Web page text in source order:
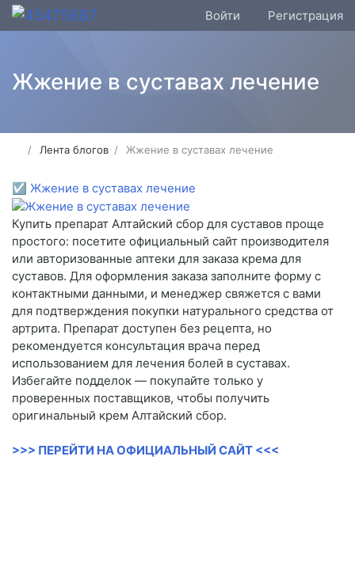
Войти Регистрация
Жжение в суставах лечение
Лента блогов Жжение в суставах лечение
☑ Жжение в суставах лечение
Купить препарат Алтайский сбор для суставов проще
простого: посетите официальный сайт производителя
или авторизованные аптеки для заказа крема для
суставов. Для оформления заказа заполните форму с
контактными данными, и менеджер свяжется с вами
для подтверждения покупки натурального средства от
артрита. Препарат доступен без рецепта, но
рекомендуется консультация врача перед
использованием для лечения болей в суставах.
Избегайте подделок — покупайте только у
проверенных поставщиков, чтобы получить
оригинальный крем Алтайский сбор.
>>> ПЕРЕЙТИ НА ОФИЦИАЛЬНЫЙ САЙТ <<<